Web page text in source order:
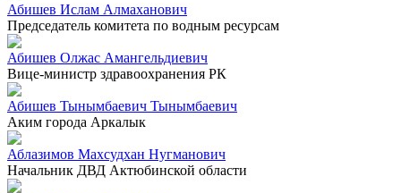
Абишев Ислам Алмаханович
Председатель комитета по водным ресурсам
Абишев Олжас Амангельдиевич
Вице-министр здравоохранения РК
Абишев Тынымбаевич Тынымбаевич
Аким города Аркалык
Аблазимов Махсудхан Нугманович
Начальник ДВД Актюбинской области